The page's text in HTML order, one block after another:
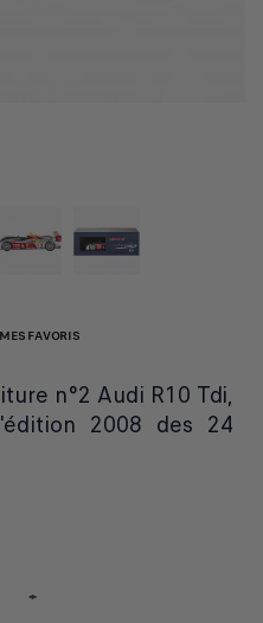
FAVORIS
n°2 Audi R10 Tdi,
2008 des 24
+